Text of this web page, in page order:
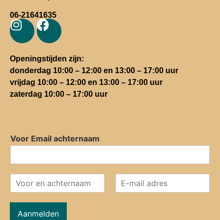
06-21641635
Openingstijden zijn:
donderdag 10:00 – 12:00 en 13:00 – 17:00 uur
vrijdag 10:00 – 12:00 en 13:00 – 17:00 uur
zaterdag 10:00 – 17:00 uur
Voor Email achternaam
Aanmelden